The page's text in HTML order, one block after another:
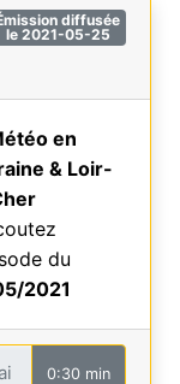
diffusée
le 2021-05-25
en
& Loir-
du
2021
0:30 min